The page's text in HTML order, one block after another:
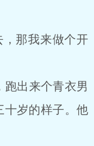
那我来做个开
出来个青衣男
十岁的样子。他